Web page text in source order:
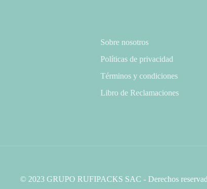
Sobre nosotros
Políticas de privacidad
Términos y condiciones
Libro de Reclamaciones
© 2023 GRUPO RUFIPACKS SAC - Derechos